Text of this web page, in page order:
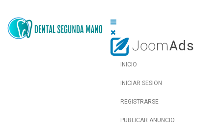
INICIO
INICIAR SESION
REGISTRARSE
PUBLICAR ANUNCIO